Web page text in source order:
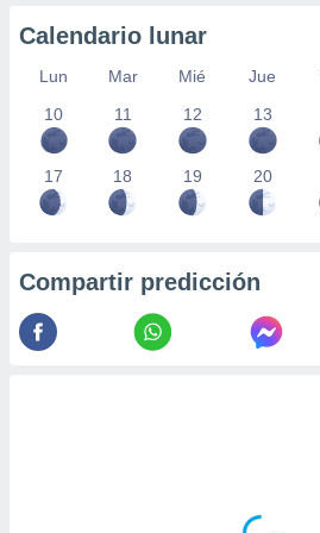
Calendario lunar
Lun Mar Mié Jue
10
11 12 13
17 18 19 20
Compartir predicción